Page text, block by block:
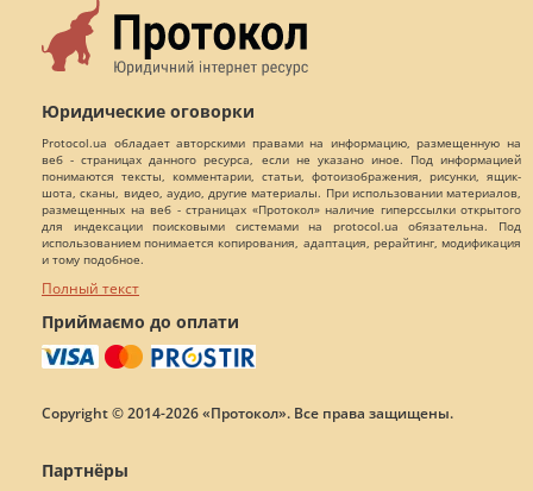
Юридические оговорки
Protocol.ua обладает авторскими правами на информацию, размещенную на
веб - страницах данного ресурса, если не указано иное. Под информацией
понимаются тексты, комментарии, статьи, фотоизображения, рисунки, ящик-
шота, сканы, видео, аудио, другие материалы. При использовании материалов,
размещенных на веб - страницах «Протокол» наличие гиперссылки открытого
для индексации поисковыми системами на protocol.ua обязательна. Под
использованием понимается копирования, адаптация, рерайтинг, модификация
и тому подобное.
Полный текст
Приймаємо до оплати
Copyright © 2014-2026 «Протокол». Все права защищены.
Партнёры